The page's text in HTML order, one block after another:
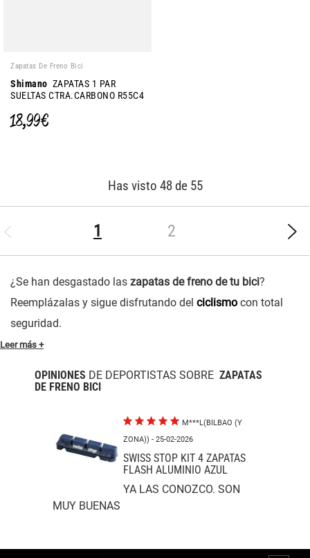
Zapatas De Freno Bici
Shimano ZAPATAS 1 PAR
SUELTAS CTRA.CARBONO R55C4
18,99 €
Has visto 48 de 55
1 2
¿Se han desgastado las zapatas de freno de tu bici?
Reemplázalas y sigue disfrutando del ciclismo con total
seguridad.
Leer más +
OPINIONES DE DEPORTISTAS SOBRE ZAPATAS
DE FRENO BICI
M***L(BILBAO (Y
ZONA)) - 25-02-2026
SWISS STOP KIT 4 ZAPATAS
FLASH ALUMINIO AZUL
YA LAS CONOZCO. SON
MUY BUENAS